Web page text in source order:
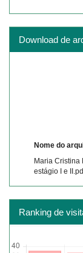
Download de
Nome do
Maria Cristina
estágio I e
Ranking de